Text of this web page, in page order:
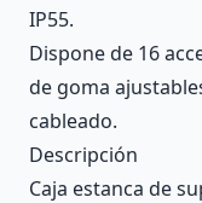
IP55.
Dispone de 16
de goma
cableado.
Descripción
Caja estanca de